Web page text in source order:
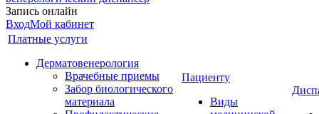
Запись онлайн
ВходМой кабинет
Платные услуги
Дерматовенерология
Врачебные приемы
Забор биологического
материала
Пациенту
Виды